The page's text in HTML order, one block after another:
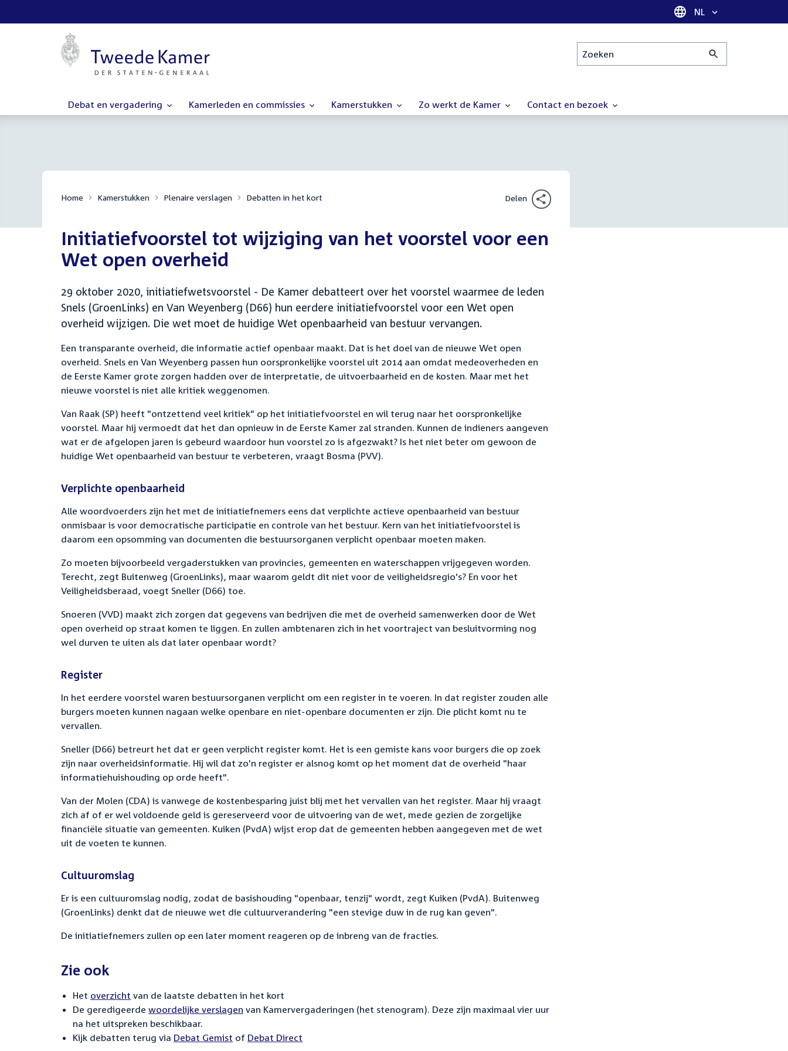
Taal selectie
NL
Zoeken
Debat en vergadering Kamerleden en commissies Kamerstukken Zo werkt de Kamer Contact en bezoek
Home Kamerstukken Plenaire verslagen Debatten in het kort Delen
Initiatiefvoorstel tot wijziging van het voorstel voor een
Wet open overheid
29 oktober 2020, initiatiefwetsvoorstel - De Kamer debatteert over het voorstel waarmee de leden
Snels (GroenLinks) en Van Weyenberg (D66) hun eerdere initiatiefvoorstel voor een Wet open
overheid wijzigen. Die wet moet de huidige Wet openbaarheid van bestuur vervangen.
Een transparante overheid, die informatie actief openbaar maakt. Dat is het doel van de nieuwe Wet open
overheid. Snels en Van Weyenberg passen hun oorspronkelijke voorstel uit 2014 aan omdat medeoverheden en
de Eerste Kamer grote zorgen hadden over de interpretatie, de uitvoerbaarheid en de kosten. Maar met het
nieuwe voorstel is niet alle kritiek weggenomen.
Van Raak (SP) heeft "ontzettend veel kritiek" op het initiatiefvoorstel en wil terug naar het oorspronkelijke
voorstel. Maar hij vermoedt dat het dan opnieuw in de Eerste Kamer zal stranden. Kunnen de indieners aangeven
wat er de afgelopen jaren is gebeurd waardoor hun voorstel zo is afgezwakt? Is het niet beter om gewoon de
huidige Wet openbaarheid van bestuur te verbeteren, vraagt Bosma (PVV).
Verplichte openbaarheid
Alle woordvoerders zijn het met de initiatiefnemers eens dat verplichte actieve openbaarheid van bestuur
onmisbaar is voor democratische participatie en controle van het bestuur. Kern van het initiatiefvoorstel is
daarom een opsomming van documenten die bestuursorganen verplicht openbaar moeten maken.
Zo moeten bijvoorbeeld vergaderstukken van provincies, gemeenten en waterschappen vrijgegeven worden.
Terecht, zegt Buitenweg (GroenLinks), maar waarom geldt dit niet voor de veiligheidsregio's? En voor het
Veiligheidsberaad, voegt Sneller (D66) toe.
Snoeren (VVD) maakt zich zorgen dat gegevens van bedrijven die met de overheid samenwerken door de Wet
open overheid op straat komen te liggen. En zullen ambtenaren zich in het voortraject van besluitvorming nog
wel durven te uiten als dat later openbaar wordt?
Register
In het eerdere voorstel waren bestuursorganen verplicht om een register in te voeren. In dat register zouden alle
burgers moeten kunnen nagaan welke openbare en niet-openbare documenten er zijn. Die plicht komt nu te
vervallen.
Sneller (D66) betreurt het dat er geen verplicht register komt. Het is een gemiste kans voor burgers die op zoek
zijn naar overheidsinformatie. Hij wil dat zo'n register er alsnog komt op het moment dat de overheid "haar
informatiehuishouding op orde heeft".
Van der Molen (CDA) is vanwege de kostenbesparing juist blij met het vervallen van het register. Maar hij vraagt
zich af of er wel voldoende geld is gereserveerd voor de uitvoering van de wet, mede gezien de zorgelijke
financiële situatie van gemeenten. Kuiken (PvdA) wijst erop dat de gemeenten hebben aangegeven met de wet
uit de voeten te kunnen.
Cultuuromslag
Er is een cultuuromslag nodig, zodat de basishouding "openbaar, tenzij" wordt, zegt Kuiken (PvdA). Buitenweg
(GroenLinks) denkt dat de nieuwe wet die cultuurverandering "een stevige duw in de rug kan geven".
De initiatiefnemers zullen op een later moment reageren op de inbreng van de fracties.
Zie ook
Het overzicht van de laatste debatten in het kort
De geredigeerde woordelijke verslagen van Kamervergaderingen (het stenogram). Deze zijn maximaal vier uur
na het uitspreken beschikbaar.
Kijk debatten terug via Debat Gemist of Debat Direct